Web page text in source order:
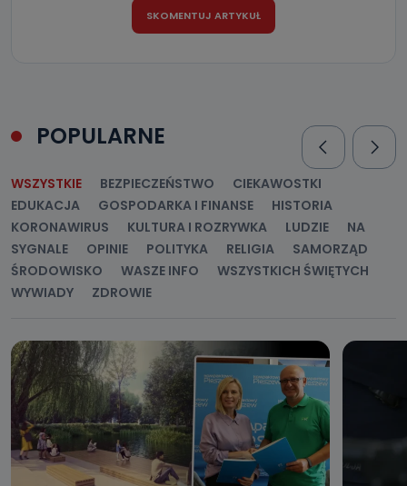
POPULARNE
WSZYSTKIE BEZPIECZEŃSTWO
CIEKAWOSTKI
EDUKACJA
GOSPODARKA I FINANSE
HISTORIA
KORONAWIRUS
KULTURA I ROZRYWKA LUDZIE
NA
SYGNALE
OPINIE POLITYKA RELIGIA
SAMORZĄD
ŚRODOWISKO
WASZE INFO
WSZYSTKICH ŚWIĘTYCH
WYWIADY
ZDROWIE